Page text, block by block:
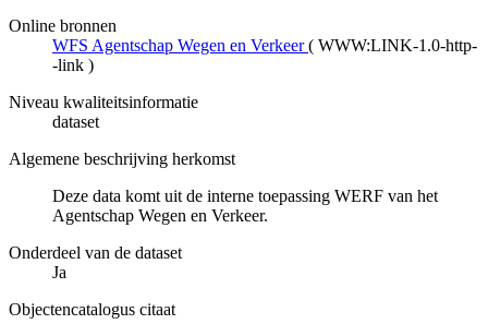
Online bronnen
WFS Agentschap Wegen en Verkeer ( WWW:LINK-1.0-http-
-link )
Niveau kwaliteitsinformatie
dataset
Algemene beschrijving herkomst
Deze data komt uit de interne toepassing WERF van het
Agentschap Wegen en Verkeer.
Onderdeel van de dataset
Ja
Objectencatalogus citaat